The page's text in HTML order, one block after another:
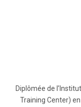
Diplômée de
Training Center)